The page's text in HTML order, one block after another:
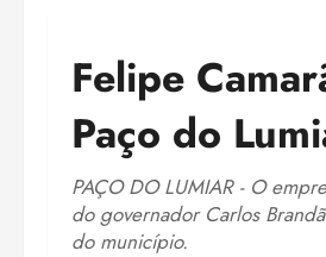
Felipe
Paço do
PAÇO DO LUMIAR - O
do governador Carlos
do município.